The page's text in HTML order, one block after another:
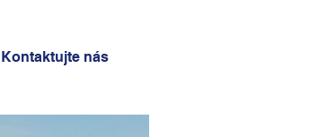
Kontaktujte nás